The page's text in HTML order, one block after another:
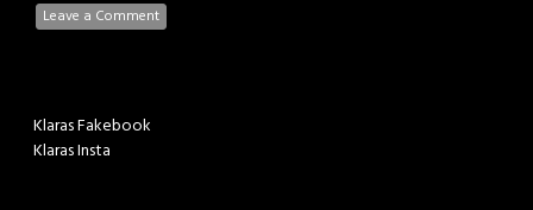
Leave a Comment
Klaras Fakebook
Klaras Insta